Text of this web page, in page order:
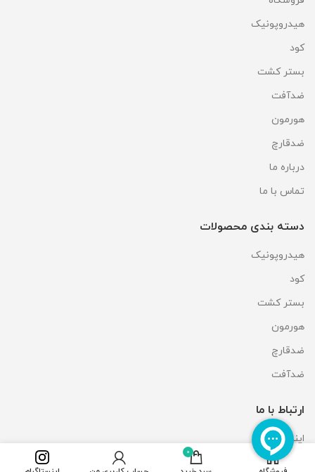
هیدروپونیک
کود
بستر کشت
ضدآفت
هورمون
ضدقارچ
درباره ما
تماس با ما
دسته بندی محصولات
هیدروپونیک
کود
بستر کشت
هورمون
ضدقارچ
ضدآفت
ارتباط با ما
اینستاگرام
0